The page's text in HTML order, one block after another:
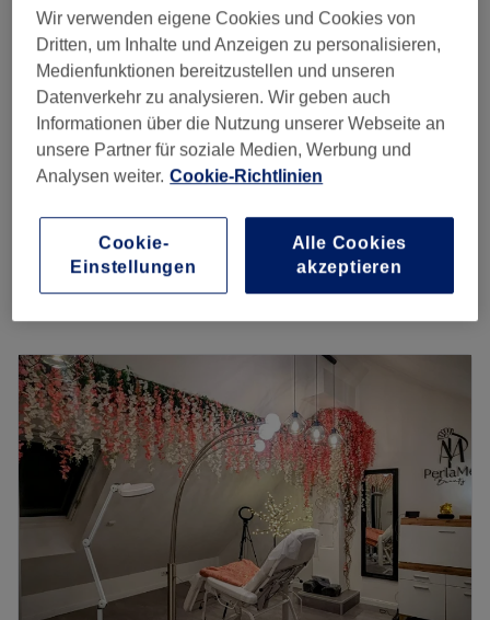
4,7
243 Bewertungen
Waldstadt, Karlsruhe
Auf Karte anzeigen
Permanent Make-Up -
Wimpernkranzverdichtung
1 Std. 30 Min.
Permanent Make-Up - Lippenschattirung
1 Std. 30 Min.
Permanent Make-Up - Augenbrauen
1 Std. 30 Min.
ab
Schnellansicht Saloninfos
Dienstag
10:00
Mittwoch
Donnerstag
10:00
Freitag
10:00–
Samstag
10:00–15:00
Sonntag
Geschlossen
Unterstreiche deine natürliche Schönheit typgerecht. Das
Studio Beauty by Jenny in Karlsruhe bietet dir mithilfe der
neuesten Methoden langanhaltende Beauty-Ergebnisse,
Wir verwenden eigene Cookies und Cookies von
Dritten, um Inhalte und Anzeigen zu personalisieren,
Medienfunktionen bereitzustellen und unseren
Datenverkehr zu analysieren. Wir geben auch
Informationen über die Nutzung unserer Webseite an
unsere Partner für soziale Medien, Werbung und
Analysen weiter. Cookie-Richtlinien
Cookie-
Einstellungen
Alle Cookies
akzeptieren